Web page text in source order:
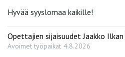
Hyvää syyslomaa kaikille!
Opettajien sijaisuudet Jaakko
Avoimet työpaikat 4.8.2026